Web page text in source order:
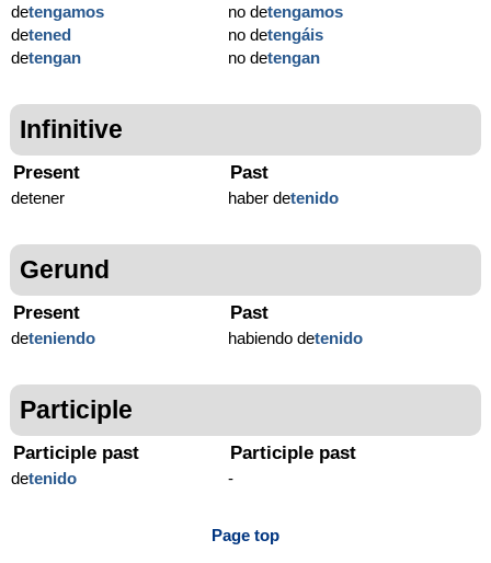
detengamos
detened
detengan
no detengamos
no detengáis
no detengan
Infinitive
Present
detener
Past
haber detenido
Gerund
Present
deteniendo
Past
habiendo detenido
Participle
Participle past
detenido
Participle past
-
Page top